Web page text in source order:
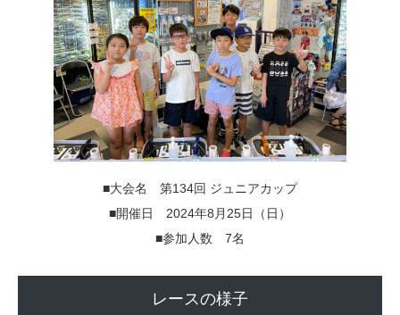
■大会名 第134回 ジュニアカップ
■開催日 2024年8月25日（日）
■参加人数 7名
レースの様子